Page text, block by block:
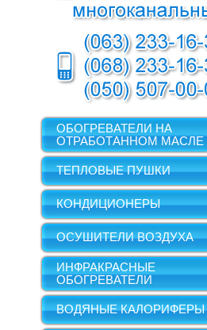
ОБОГРЕВАТЕЛИ НА
ОТРАБОТАННОМ МАСЛЕ
ТЕПЛОВЫЕ ПУШКИ
КОНДИЦИОНЕРЫ
ОСУШИТЕЛИ ВОЗДУХА
ИНФРАКРАСНЫЕ
ОБОГРЕВАТЕЛИ
ВОДЯНЫЕ КАЛОРИФЕРЫ